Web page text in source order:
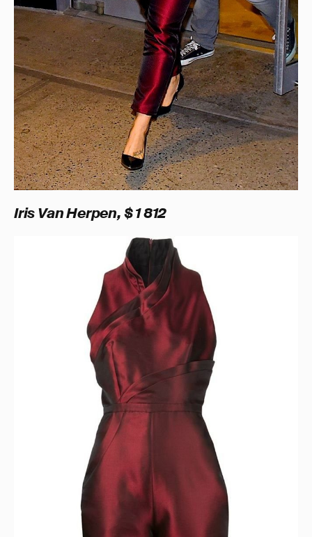
Iris Van Herpen, $ 1 812